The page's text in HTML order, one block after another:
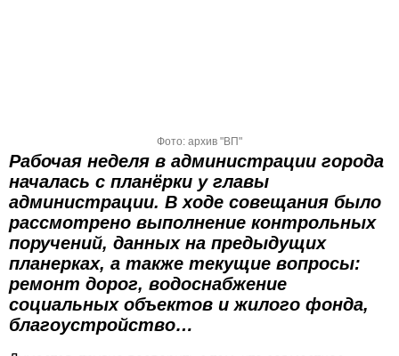
Фото: архив "ВП"
Рабочая неделя в администрации города
началась с планёрки у главы
администрации. В ходе совещания было
рассмотрено выполнение контрольных
поручений, данных на предыдущих
планерках, а также текущие вопросы:
ремонт дорог, водоснабжение
социальных объектов и жилого фонда,
благоустройство…